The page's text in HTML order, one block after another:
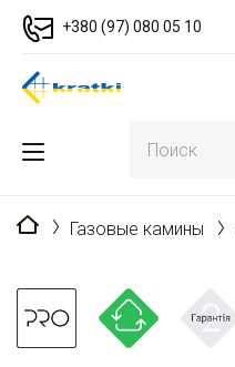
+380 (97) 080 05 10
Главная
Газовые камины